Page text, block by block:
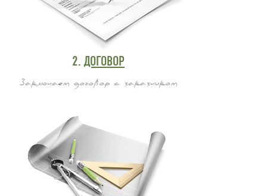
2. ДОГОВОР
Заключаем договор с заказчиком